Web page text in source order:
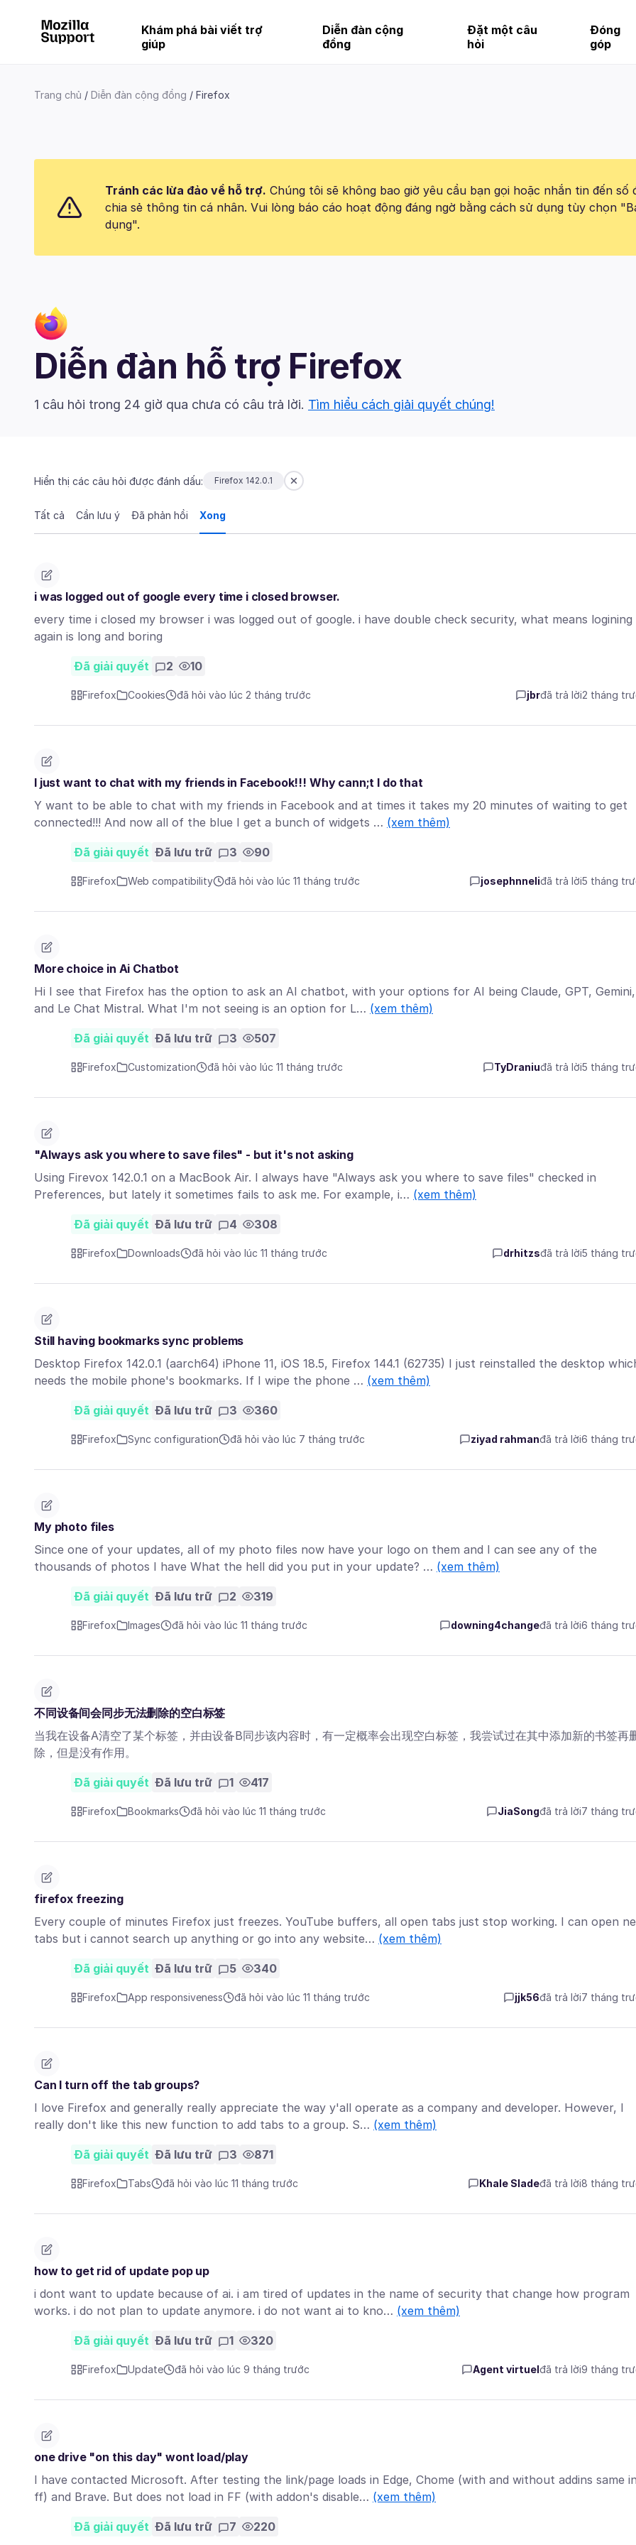
Khám phá bài viết trợ
giúp
Diễn đàn cộng
đồng
Đặt một câu
hỏi
Đóng
góp
Trang chủ Diễn đàn cộng đồng Firefox
Tránh các lừa đảo về hỗ trợ. Chúng tôi sẽ không bao giờ yêu cầu bạn gọi hoặc nhắn tin đến số
chia sẻ thông tin cá nhân. Vui lòng báo cáo hoạt động đáng ngờ bằng cách sử dụng tùy chọn
dụng".
Diễn đàn hỗ trợ Firefox
1 câu hỏi trong 24 giờ qua chưa có câu trả lời. Tìm hiểu cách giải quyết chúng!
Hiển thị các câu hỏi được đánh dấu: Firefox 142.0.1
Tất cả Cần lưu ý Đã phản hồi Xong
i was logged out of google every time i closed browser.
every time i closed my browser i was logged out of google. i have double check security, what means logining
again is long and boring
Đã giải quyết 2 10
Firefox Cookies đã hỏi vào lúc 2 tháng trước jbrđã trả lời2 tháng
I just want to chat with my friends in Facebook!!! Why cann;t I do that
Y want to be able to chat with my friends in Facebook and at times it takes my 20 minutes of waiting to get
connected!!! And now all of the blue I get a bunch of widgets … (xem thêm)
Đã giải quyết Đã lưu trữ 3 90
Firefox Web compatibility đã hỏi vào lúc 11 tháng trước josephnneliđã trả lời5 tháng
More choice in Ai Chatbot
Hi I see that Firefox has the option to ask an AI chatbot, with your options for AI being Claude, GPT, Gemini,
and Le Chat Mistral. What I'm not seeing is an option for L… (xem thêm)
Đã giải quyết Đã lưu trữ 3 507
Firefox Customization đã hỏi vào lúc 11 tháng trước TyDraniuđã trả lời5 tháng
"Always ask you where to save files" - but it's not asking
Using Firevox 142.0.1 on a MacBook Air. I always have "Always ask you where to save files" checked in
Preferences, but lately it sometimes fails to ask me. For example, i… (xem thêm)
Đã giải quyết Đã lưu trữ 4 308
Firefox Downloads đã hỏi vào lúc 11 tháng trước drhitzsđã trả lời5 tháng
Still having bookmarks sync problems
Desktop Firefox 142.0.1 (aarch64) iPhone 11, iOS 18.5, Firefox 144.1 (62735) I just reinstalled the desktop
needs the mobile phone's bookmarks. If I wipe the phone … (xem thêm)
Đã giải quyết Đã lưu trữ 3 360
Firefox Sync configuration đã hỏi vào lúc 7 tháng trước ziyad rahmanđã trả lời6 tháng
My photo files
Since one of your updates, all of my photo files now have your logo on them and I can see any of the
thousands of photos I have What the hell did you put in your update? … (xem thêm)
Đã giải quyết Đã lưu trữ 2 319
Firefox Images đã hỏi vào lúc 11 tháng trước downing4changeđã trả lời6 tháng
不同设备间会同步无法删除的空白标签
当我在设备A清空了某个标签，并由设备B同步该内容时，有一定概率会出现空白标签，我尝试过在其中添加新的书签再
除，但是没有作用。
Đã giải quyết Đã lưu trữ 1 417
Firefox Bookmarks đã hỏi vào lúc 11 tháng trước JiaSongđã trả lời7 tháng
firefox freezing
Every couple of minutes Firefox just freezes. YouTube buffers, all open tabs just stop working. I can open
tabs but i cannot search up anything or go into any website… (xem thêm)
Đã giải quyết Đã lưu trữ 5 340
Firefox App responsiveness đã hỏi vào lúc 11 tháng trước jjk56đã trả lời7 tháng
Can I turn off the tab groups?
I love Firefox and generally really appreciate the way y'all operate as a company and developer. However, I
really don't like this new function to add tabs to a group. S… (xem thêm)
Đã giải quyết Đã lưu trữ 3 871
Firefox Tabs đã hỏi vào lúc 11 tháng trước Khale Sladeđã trả lời8 tháng
how to get rid of update pop up
i dont want to update because of ai. i am tired of updates in the name of security that change how program
works. i do not plan to update anymore. i do not want ai to kno… (xem thêm)
Đã giải quyết Đã lưu trữ 1 320
Firefox Update đã hỏi vào lúc 9 tháng trước Agent virtuelđã trả lời9 tháng
one drive "on this day" wont load/play
I have contacted Microsoft. After testing the link/page loads in Edge, Chome (with and without addins same in
ff) and Brave. But does not load in FF (with addon's disable… (xem thêm)
Đã giải quyết Đã lưu trữ 7 220